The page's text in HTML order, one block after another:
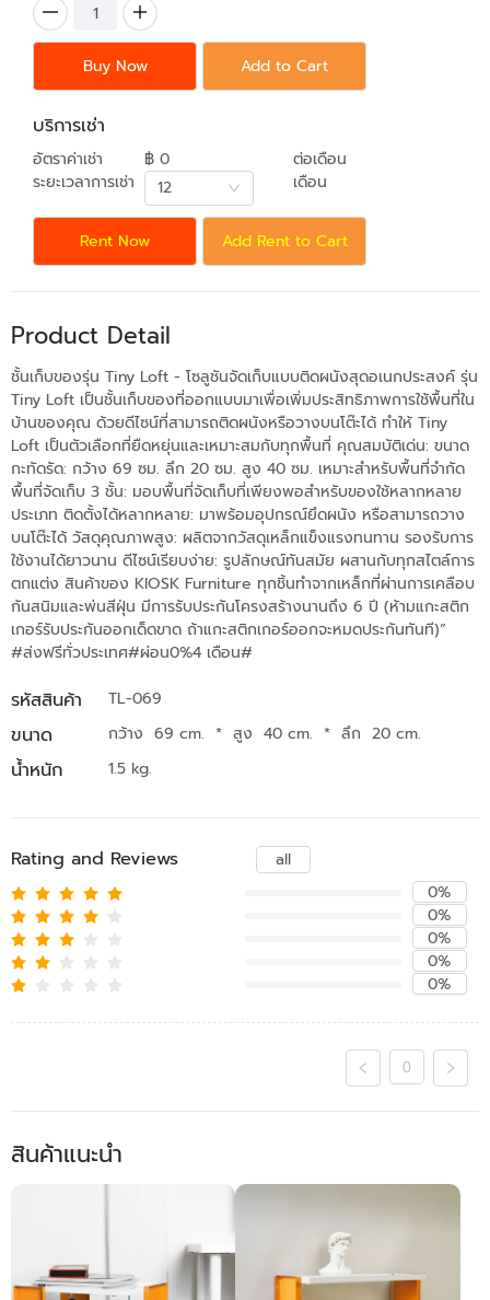
Buy Now Add to Cart
บริการเช่า
อัตราค่าเช่า ฿ 0
ต่อเดือน
ระยะเวลาการเช่า
12 เดือน
Rent Now Add Rent to Cart
Product Detail
ชั้นเก็บของรุ่น Tiny Loft - โซลูชันจัดเก็บแบบติดผนังสุดอเนกประสงค์ รุ่น
Tiny Loft เป็นชั้นเก็บของที่ออกแบบมาเพื่อเพิ่มประสิทธิภาพการใช้พื้นที่ใน
บ้านของคุณ ด้วยดีไซน์ที่สามารถติดผนังหรือวางบนโต๊ะได้ ทำให้ Tiny
Loft เป็นตัวเลือกที่ยืดหยุ่นและเหมาะสมกับทุกพื้นที่ คุณสมบัติเด่น: ขนาด
กะทัดรัด: กว้าง 69 ซม. ลึก 20 ซม. สูง 40 ซม. เหมาะสำหรับพื้นที่จำกัด
พื้นที่จัดเก็บ 3 ชั้น: มอบพื้นที่จัดเก็บที่เพียงพอสำหรับของใช้หลากหลาย
ประเภท ติดตั้งได้หลากหลาย: มาพร้อมอุปกรณ์ยึดผนัง หรือสามารถวาง
บนโต๊ะได้ วัสดุคุณภาพสูง: ผลิตจากวัสดุเหล็กแข็งแรงทนทาน รองรับการ
ใช้งานได้ยาวนาน ดีไซน์เรียบง่าย: รูปลักษณ์ทันสมัย ผสานกับทุกสไตล์การ
ตกแต่ง สินค้าของ KIOSK Furniture ทุกชิ้นทำจากเหล็กที่ผ่านการเคลือบ
กันสนิมและพ่นสีฝุ่น มีการรับประกันโครงสร้างนานถึง 6 ปี (ห้ามแกะสติก
เกอร์รับประกันออกเด็ดขาด ถ้าแกะสติกเกอร์ออกจะหมดประกันทันที)”
#ส่งฟรีทั่วประเทศ#ผ่อน0%4 เดือน#
รหัสสินค้า TL-069
ขนาด กว้าง 69 cm. * สูง 40 cm. * ลึก 20 cm.
น้ำหนัก 1.5 kg.
Rating and Reviews
all
0%
0%
0%
0%
0%
0
สินค้าแนะนำ